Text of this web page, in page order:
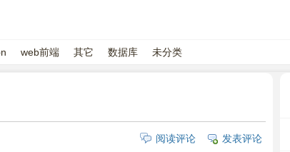
web前端 其它 数据库 未分类
发表评论
阅读评论